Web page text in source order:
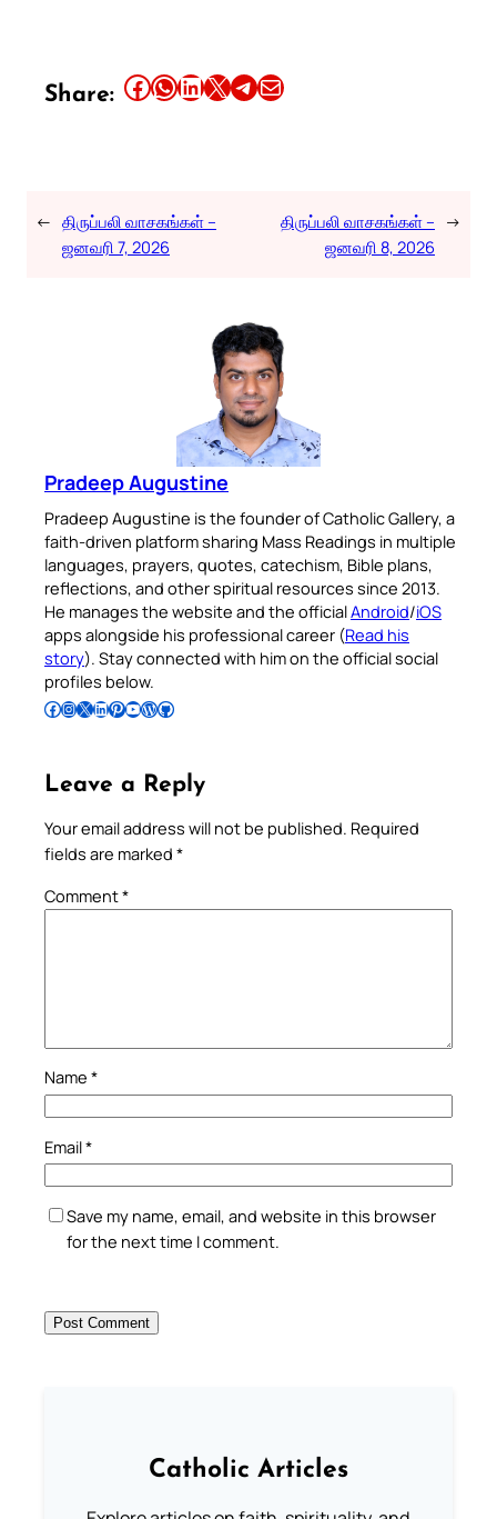
Share: Share this article on Facebook Share this article on WhatsApp Share this article on LinkedIn Share this article on X Share this article on TelegramEmail this Article
← திருப்பலி வாசகங்கள் –
ஜனவரி 7, 2026
திருப்பலி வாசகங்கள் –
ஜனவரி 8, 2026
→
Pradeep Augustine
Pradeep Augustine is the founder of Catholic Gallery, a
faith-driven platform sharing Mass Readings in multiple
languages, prayers, quotes, catechism, Bible plans,
reflections, and other spiritual resources since 2013.
He manages the website and the officialAndroid/iOS
apps alongside his professional career (Read his
story). Stay connected with him on the official social
profiles below.
Follow Pradeep on Facebook Follow Pradeep on InstagramFollow Pradeep on X Follow Pradeep on LinkedIn Follow Pradeep on Pinterest Subscribe to Pradeep’s Youtube Channel Follow Pradeep on WordPress Follow Pradeep on GitHub
Leave a Reply
Your email address will not be published. Required
fields are marked *
Comment*
Name *
Email*
Save my name, email, and website in this browser
for the next time I comment.
Catholic Articles